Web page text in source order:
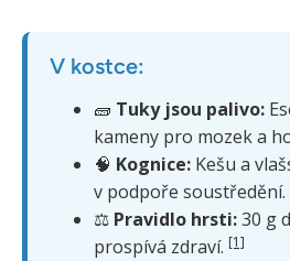
V kostce:
🧱 Tuky jsou palivo:
kameny pro mozek a
🧠 Kognice: Kešu a
v podpoře soustředění.
⚖️ Pravidlo hrsti:30 g
prospívá zdraví. [1]